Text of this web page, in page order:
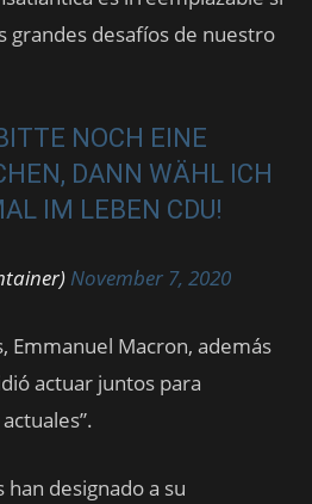
grandes desafíos de nuestro
NOCH EINE
DANN WÄHL ICH
IM LEBEN CDU!
November 7, 2020
Emmanuel Macron, además
actuar juntos para
han designado a su